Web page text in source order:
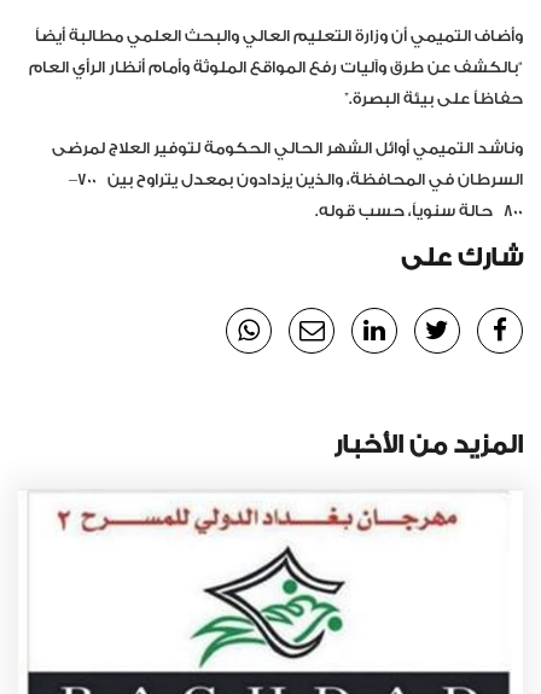
وأضاف التميمي أن وزارة التعليم العالي والبحث العلمي مطالبة أيضاً
“بالكشف عن طرق وآليات رفع المواقع الملوثة وأمام أنظار الرأي العام
حفاظاً على بيئة البصرة.”
وناشد التميمي أوائل الشهر الحالي الحكومة لتوفير العلاج لمرضى
السرطان في المحافظة، والذين يزدادون بمعدل يتراوح بين 700
–
800 حالة سنوياً، حسب قوله.
شارك على
المزيد من الأخبار